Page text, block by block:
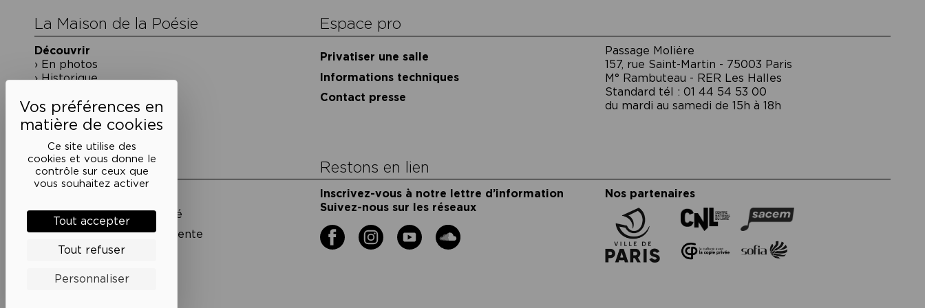
Ce site utilise des
cookies et vous donne le
contrôle sur ceux que
vous souhaitez activer
Tout accepter
Tout refuser
Personnaliser
La Maison de la Poésie
Découvrir
En photos
Historique
L’équipe
Espace pro
Privatiser une salle
Informations techniques
Contact presse
Passage Moliėre
157, rue Saint-Martin - 75003 Paris
M° Rambuteau - RER Les Halles
Standard tél : 01 44 54 53 00
du mardi au samedi de 15h à 18h
Liens utiles
Politique de confidentialité
Conditions générales de vente
Cookies
Restons en lien
Inscrivez-vous à notre lettre d’information
Suivez-nous sur les réseaux
Nos partenaires